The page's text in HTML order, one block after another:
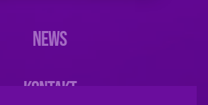
NEWS
KONTAKT